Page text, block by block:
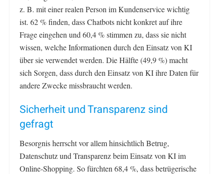
z. B. mit einer realen Person im Kundenservice wichtig
ist. 62 % finden, dass Chatbots nicht konkret auf ihre
Frage eingehen und 60,4 % stimmen zu, dass sie nicht
wissen, welche Informationen durch den Einsatz von KI
über sie verwendet werden. Die Hälfte (49,9 %) macht
sich Sorgen, dass durch den Einsatz von KI ihre Daten für
andere Zwecke missbraucht werden.
Sicherheit und Transparenz sind
gefragt
Besorgnis herrscht vor allem hinsichtlich Betrug,
Datenschutz und Transparenz beim Einsatz von KI im
Online-Shopping. So fürchten 68,4 %, dass betrügerische